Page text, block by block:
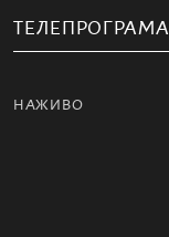
ТЕЛЕПРОГРАМА
НАЖИВО